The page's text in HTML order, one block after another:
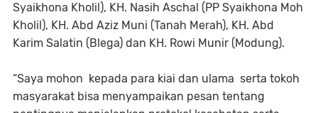
Syaikhona Kholil), KH. Nasih Aschal (PP Syaikhona Moh
Kholil), KH. Abd Aziz Muni (Tanah Merah), KH. Abd
Karim Salatin (Blega) dan KH. Rowi Munir (Modung).
“Saya mohon kepada para kiai dan ulama serta tokoh
masyarakat bisa menyampaikan pesan tentang